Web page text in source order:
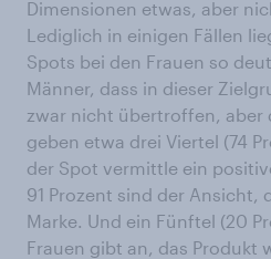
Dimensionen etwas, aber
Lediglich in einigen Fällen
Spots bei den Frauen so
Männer, dass in dieser
zwar nicht übertroffen, aber
geben etwa drei Viertel (74
der Spot vermittle ein
91 Prozent sind der Ansicht,
Marke. Und ein Fünftel (20
Frauen gibt an, das Produkt